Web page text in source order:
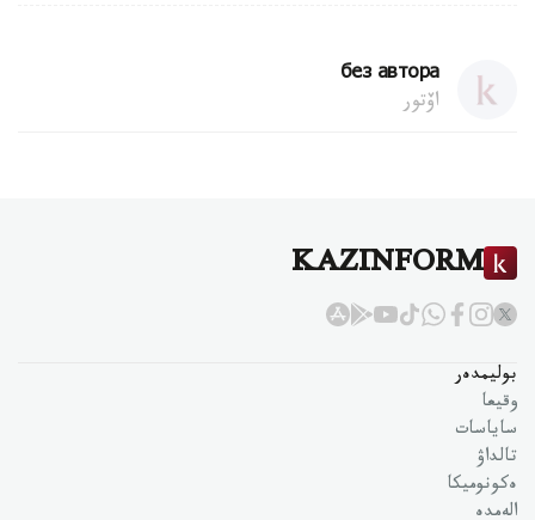
без автора
اۆتور
KAZINFORM
بوليمدەر
وقيعا
ساياسات
تالداۋ
ەكونوميكا
الەمدە